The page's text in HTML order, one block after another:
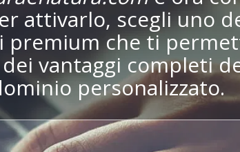
attivarlo, scegli uno
premium che ti
vantaggi completi
personalizzato.